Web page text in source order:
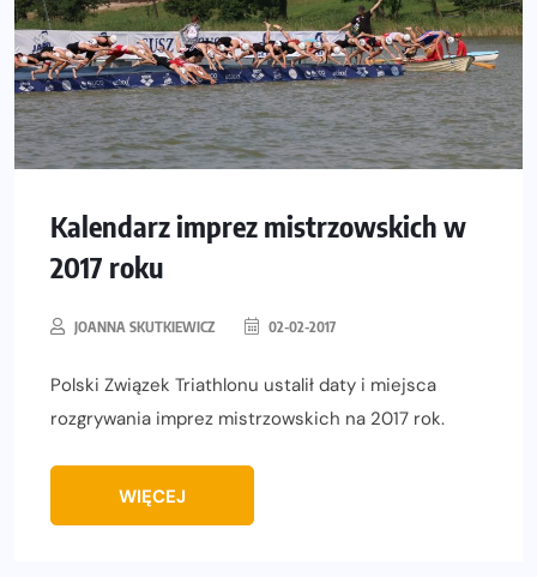
Kalendarz imprez mistrzowskich w
2017 roku
JOANNA SKUTKIEWICZ 02-02-2017
Polski Związek Triathlonu ustalił daty i miejsca
rozgrywania imprez mistrzowskich na 2017 rok.
WIĘCEJ